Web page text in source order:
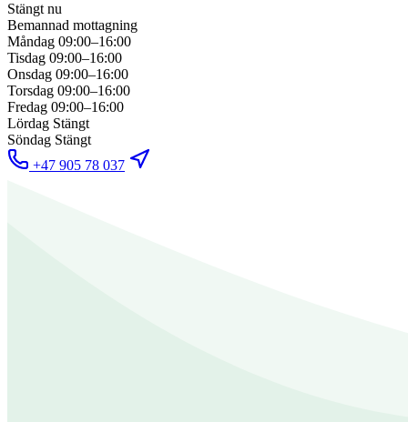
Stängt nu
Bemannad mottagning
Måndag 09:00–16:00
Tisdag 09:00–16:00
Onsdag 09:00–16:00
Torsdag 09:00–16:00
Fredag 09:00–16:00
Lördag Stängt
Söndag Stängt
+47 905 78 037